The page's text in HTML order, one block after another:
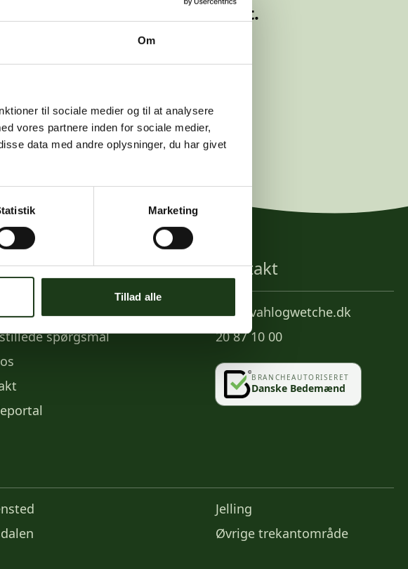
Om
til sociale medier og til at analysere
vores partnere inden for sociale medier,
data med andre oplysninger, du har givet
Marketing
Tillad alle
kan være flyttet eller slettet.
på info@vahlogwetche.dk
spørgsmål
Kontakt
info@vahlogwetche.dk
20 87 10 00
BRANCHEAUTORISERET
Danske Bedemænd
Jelling
Øvrige trekantområde